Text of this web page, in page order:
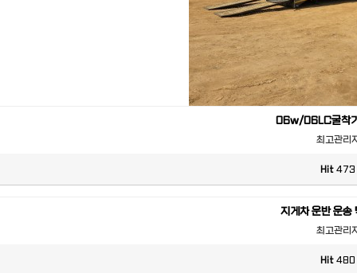
06w/06LC굴착
최고관리
Hit 473
지게차 운반 운송
최고관리
Hit 480